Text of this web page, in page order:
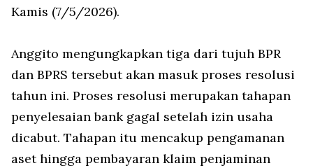
Kamis (7/5/2026).
Anggito mengungkapkan tiga dari tujuh BPR
dan BPRS tersebut akan masuk proses resolusi
tahun ini. Proses resolusi merupakan tahapan
penyelesaian bank gagal setelah izin usaha
dicabut. Tahapan itu mencakup pengamanan
aset hingga pembayaran klaim penjaminan